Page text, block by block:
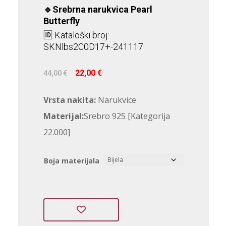
🔹Srebrna narukvica Pearl
Butterfly
🆔 Kataloški broj:
SKNlbs2C0D17+-241117
44,00€ Izvorna
cijena
bila
je:
44,00 €.
22,00 €
je:
22,00 €.
Vrsta nakita: Narukvice
Materijal:Srebro 925 [Kategorija
22.000]
Boja materijala